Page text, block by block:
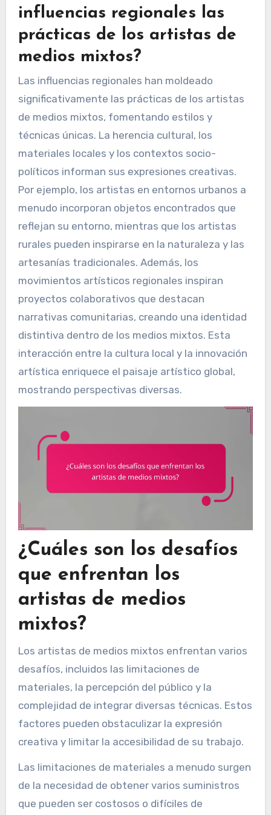
influencias regionales las
prácticas de los artistas de
medios mixtos?
Las influencias regionales han moldeado
significativamente las prácticas de los artistas
de medios mixtos, fomentando estilos y
técnicas únicas. La herencia cultural, los
materiales locales y los contextos socio-
políticos informan sus expresiones creativas.
Por ejemplo, los artistas en entornos urbanos a
menudo incorporan objetos encontrados que
reflejan su entorno, mientras que los artistas
rurales pueden inspirarse en la naturaleza y las
artesanías tradicionales. Además, los
movimientos artísticos regionales inspiran
proyectos colaborativos que destacan
narrativas comunitarias, creando una identidad
distintiva dentro de los medios mixtos. Esta
interacción entre la cultura local y la innovación
artística enriquece el paisaje artístico global,
mostrando perspectivas diversas.
¿Cuáles son los desafíos
que enfrentan los
artistas de medios
mixtos?
Los artistas de medios mixtos enfrentan varios
desafíos, incluidos las limitaciones de
materiales, la percepción del público y la
complejidad de integrar diversas técnicas. Estos
factores pueden obstaculizar la expresión
creativa y limitar la accesibilidad de su trabajo.
Las limitaciones de materiales a menudo surgen
de la necesidad de obtener varios suministros
que pueden ser costosos o difíciles de